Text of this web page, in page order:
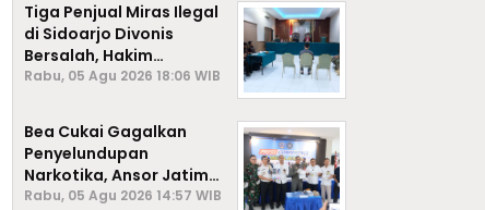
Tiga Penjual Miras Ilegal
di Sidoarjo Divonis
Bersalah, Hakim
Jatuhkan Denda hingga
Rabu, 05 Agu 2026 18:06 WIB
Bea Cukai Gagalkan
Penyelundupan
Narkotika, Ansor Jatim
Negara Tak Kalah dari
Rabu, 05 Agu 2026 14:57 WIB